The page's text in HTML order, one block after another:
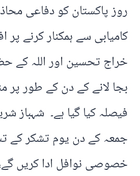
روز پاکستان کو دفاعی
کامیابی سے ہمکنار کرنے پر
خراج تحسین اور اللہ کے
بجا لانے کے دن کے طور پر
فیصلہ کیا گیا ہے۔ شہباز
جمعہ کے دن یوم تشکر کے
خصوصی نوافل ادا کریں گے،